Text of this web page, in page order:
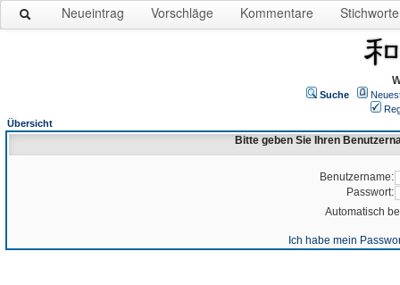
Neueintrag Vorschläge Kommentare Stichworte
Suche
Übersicht
Bitte geben Sie Ihren
Benutzername:
Passwort:
Automatisch
Ich habe mein